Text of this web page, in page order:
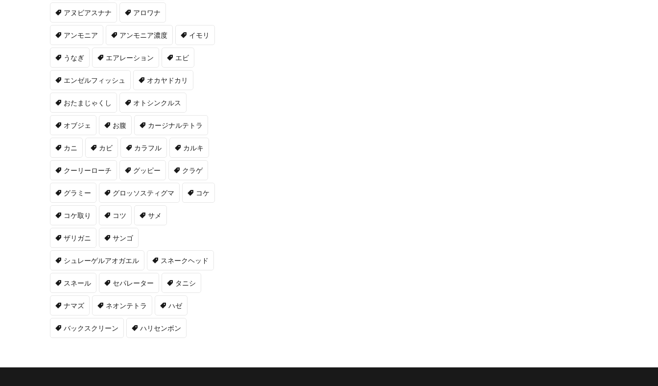
アヌビアスナナ アロワナ
アンモニア アンモニア濃度 イモリ
うなぎ エアレーション エビ
エンゼルフィッシュ オカヤドカリ
おたまじゃくし オトシンクルス
オブジェ お腹 カージナルテトラ
カニ カビ カラフル カルキ
クーリーローチ グッピー クラゲ
グラミー グロッソスティグマ コケ
コケ取り コツ サメ
ザリガニ サンゴ
シュレーゲルアオガエル スネークヘッド
スネール セパレーター タニシ
ナマズ ネオンテトラ ハゼ
バックスクリーン ハリセンボン